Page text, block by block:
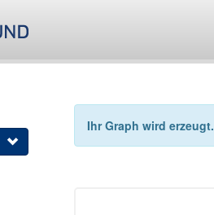
Ihr Graph wird erzeugt.